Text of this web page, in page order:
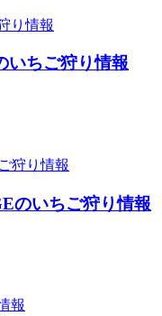
いちご狩り情報
のいちご狩り情報